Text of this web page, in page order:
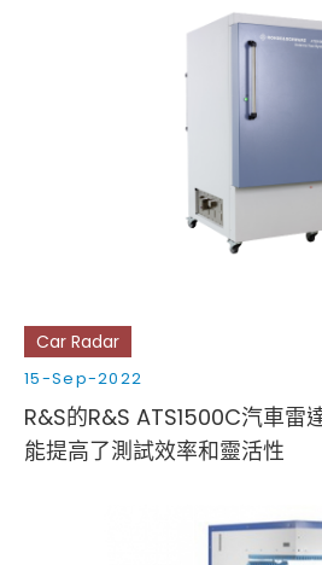
Car Radar
15-Sep-2022
R&S的R&S ATS1500C汽車雷
能提高了測試效率和靈活性